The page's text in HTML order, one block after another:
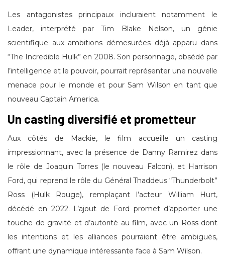
Les antagonistes principaux incluraient notamment le
Leader, interprété par Tim Blake Nelson, un génie
scientifique aux ambitions démesurées déjà apparu dans
“The Incredible Hulk” en 2008. Son personnage, obsédé par
l’intelligence et le pouvoir, pourrait représenter une nouvelle
menace pour le monde et pour Sam Wilson en tant que
nouveau Captain America.
Un casting diversifié et prometteur
Aux côtés de Mackie, le film accueille un casting
impressionnant, avec la présence de Danny Ramirez dans
le rôle de Joaquin Torres (le nouveau Falcon), et Harrison
Ford, qui reprend le rôle du Général Thaddeus “Thunderbolt”
Ross (Hulk Rouge), remplaçant l’acteur William Hurt,
décédé en 2022. L’ajout de Ford promet d’apporter une
touche de gravité et d’autorité au film, avec un Ross dont
les intentions et les alliances pourraient être ambiguës,
offrant une dynamique intéressante face à Sam Wilson.